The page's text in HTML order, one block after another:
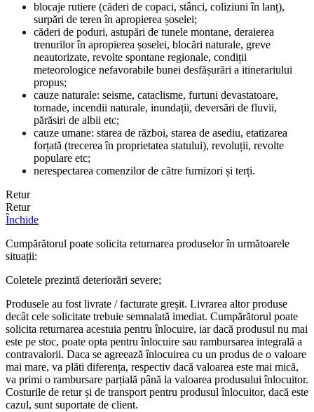
blocaje rutiere (căderi de copaci, stânci, coliziuni în lanț),
surpări de teren în apropierea șoselei;
căderi de poduri, astupări de tunele montane, deraierea
trenurilor în apropierea șoselei, blocări naturale, greve
neautorizate, revolte spontane regionale, condiții
meteorologice nefavorabile bunei desfășurări a itinerariului
propus;
cauze naturale: seisme, cataclisme, furtuni devastatoare,
tornade, incendii naturale, inundații, deversări de fluvii,
părăsiri de albii etc;
cauze umane: starea de război, starea de asediu, etatizarea
forțată (trecerea în proprietatea statului), revoluții, revolte
populare etc;
nerespectarea comenzilor de către furnizori și terți.
Retur
Retur
Închide
Cumpărătorul poate solicita returnarea produselor în următoarele
situații:
Coletele prezintă deteriorări severe;
Produsele au fost livrate / facturate greșit. Livrarea altor produse
decât cele solicitate trebuie semnalată imediat. Cumpărătorul poate
solicita returnarea acestuia pentru înlocuire, iar dacă produsul nu mai
este pe stoc, poate opta pentru înlocuire sau rambursarea integrală a
contravalorii. Daca se agreează înlocuirea cu un produs de o valoare
mai mare, va plăti diferența, respectiv dacă valoarea este mai mică,
va primi o rambursare parțială până la valoarea produsului înlocuitor.
Costurile de retur și de transport pentru produsul înlocuitor, dacă este
cazul, sunt suportate de client.